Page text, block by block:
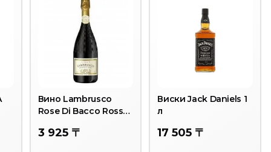
Вино Lambrusco
Rose Di Bacco Rosso
3 925 〒
Виски Jack Daniels 1
л
17 505 〒